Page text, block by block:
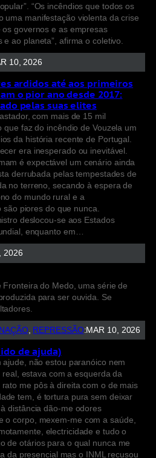
“Os incêndios que todos os
uma manifestação violenta da crise
governos e as empresas
ao planeta”, afirma o coletivo.
10, 2026
ardidos até aos primeiros
o pior ano desde 2017:
pelas suas elites
com mais de 15 mil
faz do incêndio de Vouzela um
da história recente de Portugal.
era inesperado ou inevitável.
é expectável um cenário ainda
derrubada pelas tempestades de
no terreno, secando à espera de
do mundo rural e a
piores do que nunca.
deslocou-se aos Estados
enquanto em…
2026
do Medo, uma série de
para ser ouvida. Se
, REPRESSÃO:MAR 10, 2026
de ajuda)
não estou paranóico nem
estava com a esquerda da
me pôs à direita com o de mais
tem, é tortura pura sem deixar
distância dão-me odores
o corpo, mexem-me com a saúde,
electricidade e tudo o
de otários para o qual nunca me
da presencial mas o INML recusou